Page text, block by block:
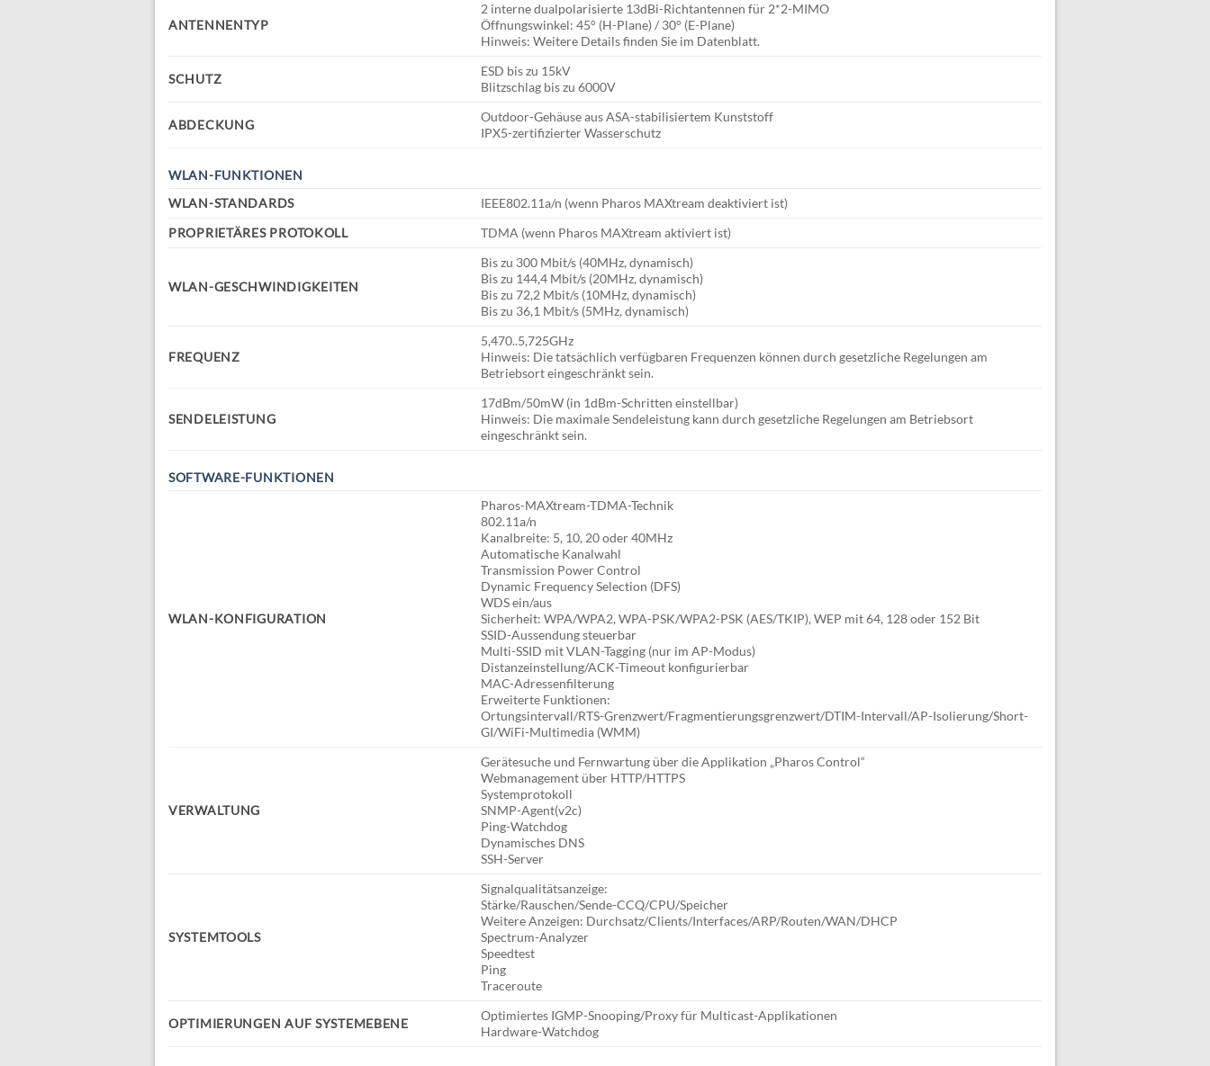
ANTENNENTYP
2 interne dualpolarisierte 13dBi-Richtantennen für 2*2-MIMO
Öffnungswinkel: 45° (H-Plane) / 30° (E-Plane)
Hinweis: Weitere Details finden Sie im Datenblatt.
SCHUTZ
ESD bis zu 15kV
Blitzschlag bis zu 6000V
ABDECKUNG
Outdoor-Gehäuse aus ASA-stabilisiertem Kunststoff
IPX5-zertifizierter Wasserschutz
WLAN-FUNKTIONEN
WLAN-STANDARDS
IEEE802.11a/n (wenn Pharos MAXtream deaktiviert ist)
PROPRIETÄRES PROTOKOLL
TDMA (wenn Pharos MAXtream aktiviert ist)
WLAN-GESCHWINDIGKEITEN
Bis zu 300 Mbit/s (40MHz, dynamisch)
Bis zu 144,4 Mbit/s (20MHz, dynamisch)
Bis zu 72,2 Mbit/s (10MHz, dynamisch)
Bis zu 36,1 Mbit/s (5MHz, dynamisch)
FREQUENZ
5,470..5,725GHz
Hinweis: Die tatsächlich verfügbaren Frequenzen können durch gesetzliche Regelungen am
Betriebsort eingeschränkt sein.
SENDELEISTUNG
17dBm/50mW (in 1dBm-Schritten einstellbar)
Hinweis: Die maximale Sendeleistung kann durch gesetzliche Regelungen am Betriebsort
eingeschränkt sein.
SOFTWARE-FUNKTIONEN
WLAN-KONFIGURATION
Pharos-MAXtream-TDMA-Technik
802.11a/n
Kanalbreite: 5, 10, 20 oder 40MHz
Automatische Kanalwahl
Transmission Power Control
Dynamic Frequency Selection (DFS)
WDS ein/aus
Sicherheit: WPA/WPA2, WPA-PSK/WPA2-PSK (AES/TKIP), WEP mit 64, 128 oder 152 Bit
SSID-Aussendung steuerbar
Multi-SSID mit VLAN-Tagging (nur im AP-Modus)
Distanzeinstellung/ACK-Timeout konfigurierbar
MAC-Adressenfilterung
Erweiterte Funktionen:
Ortungsintervall/RTS-Grenzwert/Fragmentierungsgrenzwert/DTIM-Intervall/AP-Isolierung/Short-
GI/WiFi-Multimedia (WMM)
VERWALTUNG
Gerätesuche und Fernwartung über die Applikation „Pharos Control“
Webmanagement über HTTP/HTTPS
Systemprotokoll
SNMP-Agent(v2c)
Ping-Watchdog
Dynamisches DNS
SSH-Server
SYSTEMTOOLS
Signalqualitätsanzeige:
Stärke/Rauschen/Sende-CCQ/CPU/Speicher
Weitere Anzeigen: Durchsatz/Clients/Interfaces/ARP/Routen/WAN/DHCP
Spectrum-Analyzer
Speedtest
Ping
Traceroute
OPTIMIERUNGEN AUF SYSTEMEBENE
Optimiertes IGMP-Snooping/Proxy für Multicast-Applikationen
Hardware-Watchdog